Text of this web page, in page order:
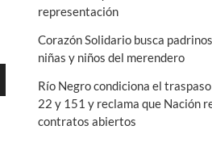
representación
Corazón Solidario busca
niñas y niños del merendero
Río Negro condiciona el
22 y 151 y reclama que Nación
contratos abiertos